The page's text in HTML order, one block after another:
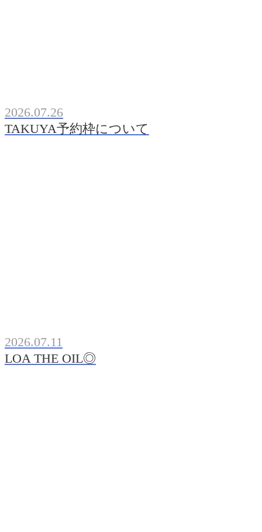
2026.07.26
TAKUYA予約枠について
2026.07.11
LOA THE OIL◎